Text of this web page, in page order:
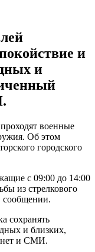
и
и
военные
Об этом
городского
с 09:00 до 14:00
из стрелкового
сообщении.
сохранять
и близких,
и СМИ.